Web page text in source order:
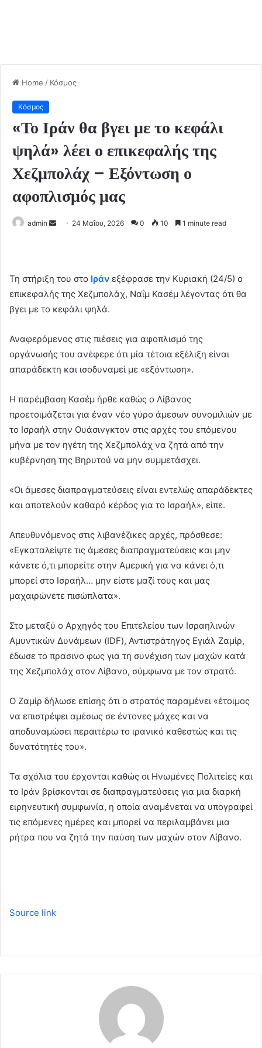
Home / Κόσμος
Κόσμος
«Το Ιράν θα βγει με το κεφάλι
ψηλά» λέει ο επικεφαλής της
Χεζμπολάχ – Εξόντωση ο
αφοπλισμός μας
admin
a
n
e
a
24 Μαΐου, 2026 0 10 1 minute read
Τη στήριξη του στο Ιράν εξέφρασε την Κυριακή (24/5) ο
επικεφαλής της Χεζμπολάχ, Ναΐμ Κασέμ λέγοντας ότι θα
βγει με το κεφάλι ψηλά.
Αναφερόμενος στις πιέσεις για αφοπλισμό της
οργάνωσής του ανέφερε ότι μία τέτοια εξέλιξη είναι
απαράδεκτη και ισοδυναμεί με «εξόντωση».
Η παρέμβαση Κασέμ ήρθε καθώς ο Λίβανος
προετοιμάζεται για έναν νέο γύρο άμεσων συνομιλιών με
το Ισραήλ στην Ουάσινγκτον στις αρχές του επόμενου
μήνα με τον ηγέτη της Χεζμπολάχ να ζητά από την
κυβέρνηση της Βηρυτού να μην συμμετάσχει.
«Οι άμεσες διαπραγματεύσεις είναι εντελώς απαράδεκτες
και αποτελούν καθαρό κέρδος για το Ισραήλ», είπε.
Απευθυνόμενος στις λιβανέζικες αρχές, πρόσθεσε:
«Εγκαταλείψτε τις άμεσες διαπραγματεύσεις και μην
κάνετε ό,τι μπορείτε στην Αμερική για να κάνει ό,τι
μπορεί στο Ισραήλ… μην είστε μαζί τους και μας
μαχαιρώνετε πισώπλατα».
Στο μεταξύ ο Αρχηγός του Επιτελείου των Ισραηλινών
Αμυντικών Δυνάμεων (IDF), Αντιστράτηγος Εγιάλ Ζαμίρ,
έδωσε το πρασινο φως για τη συνέχιση των μαχών κατά
της Χεζμπολάχ στον Λίβανο, σύμφωνα με τον στρατό.
Ο Ζαμίρ δήλωσε επίσης ότι ο στρατός παραμένει «έτοιμος
να επιστρέψει αμέσως σε έντονες μάχες και να
αποδυναμώσει περαιτέρω το ιρανικό καθεστώς και τις
δυνατότητές του».
Τα σχόλια του έρχονται καθώς οι Ηνωμένες Πολιτείες και
το Ιράν βρίσκονται σε διαπραγματεύσεις για μια διαρκή
ειρηνευτική συμφωνία, η οποία αναμένεται να υπογραφεί
τις επόμενες ημέρες και μπορεί να περιλαμβάνει μια
ρήτρα που να ζητά την παύση των μαχών στον Λίβανο.
Source link